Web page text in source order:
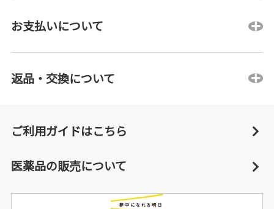
お支払いについて
返品・交換について
ご利用ガイドはこちら
医薬品の販売について